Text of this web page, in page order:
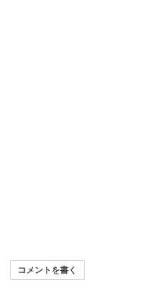
コメントを書く